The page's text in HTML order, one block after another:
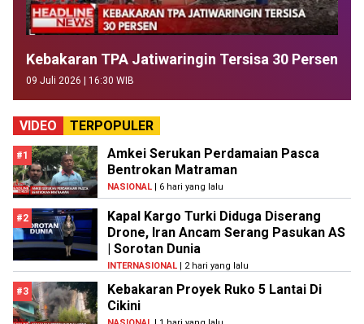
Kebakaran TPA Jatiwaringin Tersisa 30 Persen
09 Juli 2026 | 16:30 WIB
VIDEO TERPOPULER
#1
Amkei Serukan Perdamaian Pasca
Bentrokan Matraman
NASIONAL | 6 hari yang lalu
#2
Kapal Kargo Turki Diduga Diserang
Drone, Iran Ancam Serang Pasukan AS
| Sorotan Dunia
INTERNASIONAL | 2 hari yang lalu
#3
Kebakaran Proyek Ruko 5 Lantai Di
Cikini